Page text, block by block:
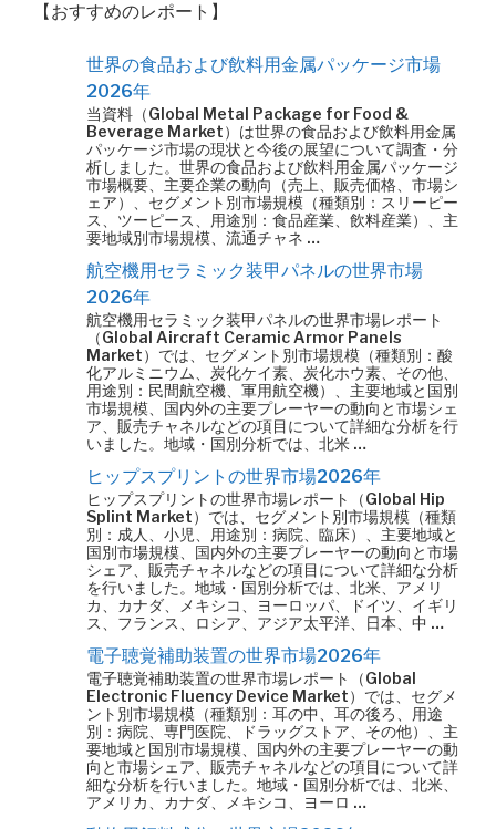
【おすすめのレポート】
世界の食品および飲料用金属パッケージ市場
2026年
当資料（Global Metal Package for Food &
Beverage Market）は世界の食品および飲料用金属
パッケージ市場の現状と今後の展望について調査・分
析しました。世界の食品および飲料用金属パッケージ
市場概要、主要企業の動向（売上、販売価格、市場シ
ェア）、セグメント別市場規模（種類別：スリーピー
ス、ツーピース、用途別：食品産業、飲料産業）、主
要地域別市場規模、流通チャネ …
航空機用セラミック装甲パネルの世界市場
2026年
航空機用セラミック装甲パネルの世界市場レポート
（Global Aircraft Ceramic Armor Panels
Market）では、セグメント別市場規模（種類別：酸
化アルミニウム、炭化ケイ素、炭化ホウ素、その他、
用途別：民間航空機、軍用航空機）、主要地域と国別
市場規模、国内外の主要プレーヤーの動向と市場シェ
ア、販売チャネルなどの項目について詳細な分析を行
いました。地域・国別分析では、北米 …
ヒップスプリントの世界市場2026年
ヒップスプリントの世界市場レポート（Global Hip
Splint Market）では、セグメント別市場規模（種類
別：成人、小児、用途別：病院、臨床）、主要地域と
国別市場規模、国内外の主要プレーヤーの動向と市場
シェア、販売チャネルなどの項目について詳細な分析
を行いました。地域・国別分析では、北米、アメリ
カ、カナダ、メキシコ、ヨーロッパ、ドイツ、イギリ
ス、フランス、ロシア、アジア太平洋、日本、中 …
電子聴覚補助装置の世界市場2026年
電子聴覚補助装置の世界市場レポート（Global
Electronic Fluency Device Market）では、セグメ
ント別市場規模（種類別：耳の中、耳の後ろ、用途
別：病院、専門医院、ドラッグストア、その他）、主
要地域と国別市場規模、国内外の主要プレーヤーの動
向と市場シェア、販売チャネルなどの項目について詳
細な分析を行いました。地域・国別分析では、北米、
アメリカ、カナダ、メキシコ、ヨーロ …